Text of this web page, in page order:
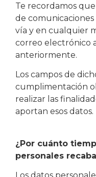
Te recordamos
de
vía y en cualquier
correo electrónico
anteriormente.
Los campos de
cumplimentación
realizar las
aportan esos datos.
¿Por cuánto
personales